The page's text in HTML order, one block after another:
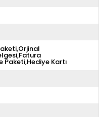
Paketi,Hediye Kartı